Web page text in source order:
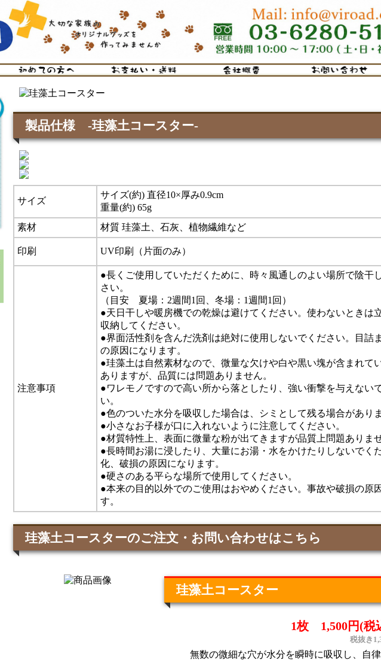
製品仕様 -珪藻土コースター-
サイズ
サイズ(約) 直径10×厚み0.9cm
重量(約) 65g
素材
材質 珪藻土、石灰、植物繊維など
印刷 UV印刷（片面のみ）
注意事項
●長くご使用していただくために、時々風通しのよい場所で陰干
さい。
（目安 夏場：2週間1回、冬場：1週間1回）
●天日干しや暖房機での乾燥は避けてください。使わないときは
収納してください。
●界面活性剤を含んだ洗剤は絶対に使用しないでください。目詰
の原因になります。
●珪藻土は自然素材なので、微量な欠けや白や黒い塊が含まれて
ありますが、品質には問題ありません。
●ワレモノですので高い所から落としたり、強い衝撃を与えない
い。
●色のついた水分を吸収した場合は、シミとして残る場合がありま
●小さなお子様が口に入れないように注意してください。
●材質特性上、表面に微量な粉が出てきますが品質上問題ありませ
●長時間お湯に浸したり、大量にお湯・水をかけたりしないでく
化、破損の原因になります。
●硬さのある平らな場所で使用してください。
●本来の目的以外でのご使用はおやめください。事故や破損の原
す。
珪藻土コースターのご注文・お問い合わせはこちら
珪藻土コースター
1枚 1,500円(税
税抜き
無数の微細な穴が水分を瞬時に吸収し、自